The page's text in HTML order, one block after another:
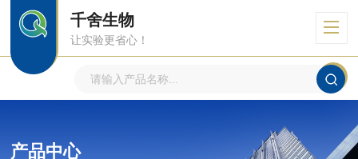
千舍生物
让实验更省心！
产品中心